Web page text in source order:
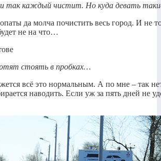
и так каждый чистит. Но куда девать
да молча почистить весь город. И не
не на что…
стоять в пробках…
всё это нормальным. А по мне – так
наводить. Если уж за пять дней не